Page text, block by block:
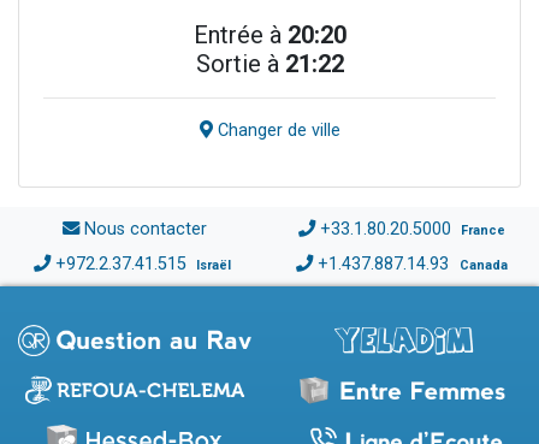
Entrée à 20:20
Sortie à 21:22
Changer de ville
Nous contacter +33.1.80.20.5000 France
+972.2.37.41.515 Israël +1.437.887.14.93 Canada